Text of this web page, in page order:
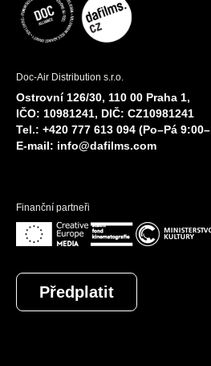
Doc-Air Distribution s.r.o.
Ostrovní 126/30, 110 00 Praha 1,
IČO: 10981241, DIČ: CZ10981241
Tel.: +420 777 613 094 (Po–Pá
E-mail: info@dafilms.com
Finanční partneři
Předplatit